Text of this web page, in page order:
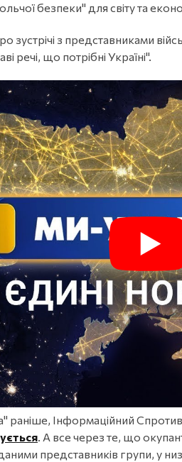
безпеки" для світу та
зустрічі з представниками
речі, що потрібні Україні".
раніше, Інформаційний
. А все через те, що
представників групи, у